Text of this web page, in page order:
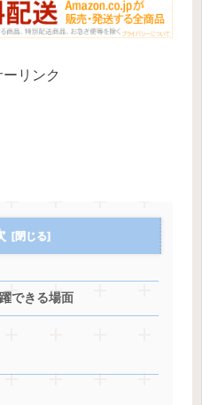
リンク
できる場面